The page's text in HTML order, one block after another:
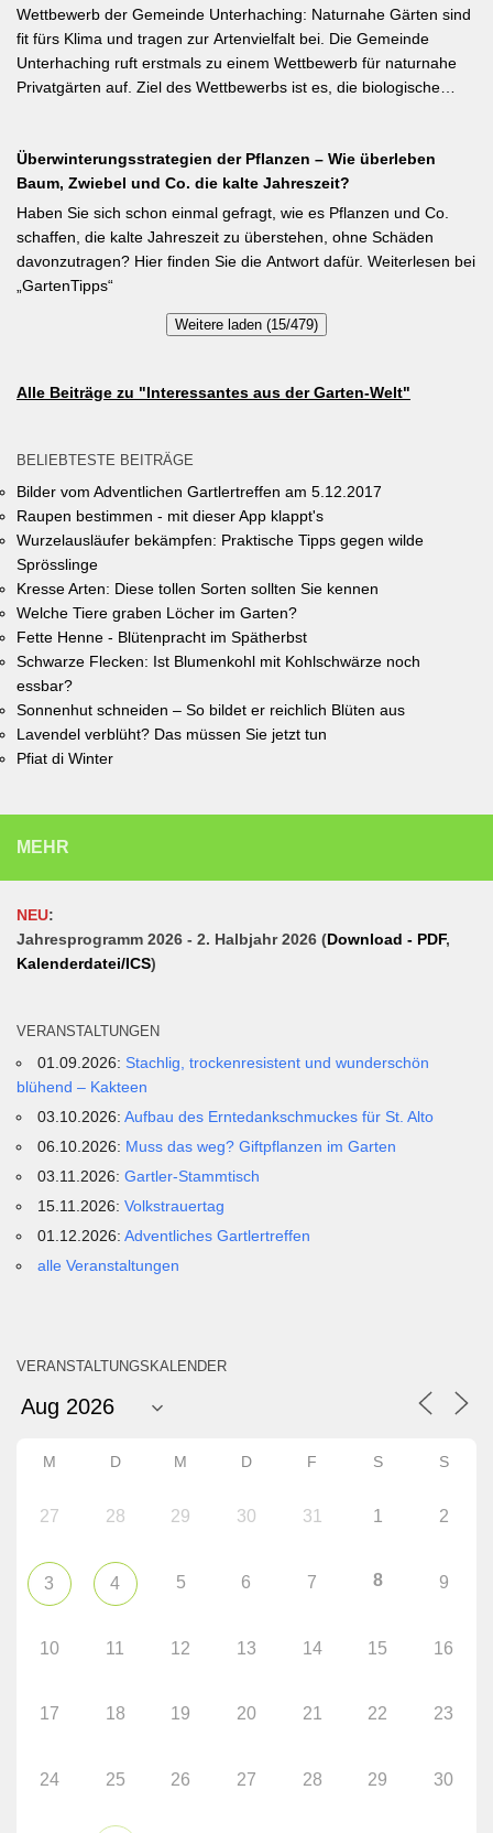
Aussaat von Stangenbohnen direkt ins Freiland noch problemlos
möglich. Samen über Nacht wässern, 5–6 cm tief setzen,
Pflanzabstand 50 cm. Als Mittelzehrer brauchen Stangenbohnen
im Gegensatz zu Buschbohnen eine moderierte Düngung
der Luft binden – Vorfrucht-Wirkung für das nächste Gartenjahr.
Wettbewerb der Gemeinde Unterhaching: Naturnahe Gärten sind
fit fürs Klima und tragen zur Artenvielfalt bei. Die Gemeinde
Unterhaching ruft erstmals zu einem Wettbewerb für naturnahe
Privatgärten auf. Ziel des Wettbewerbs ist es, die biologische
Verbesserung des Ortsklimas zu leisten. Warum? Entsiegelte
Flächen helfen… Hitze zu reduzieren Regenwasser besser zu
speichern und das Wohnumfeld insgesamt lebenswerter zu
gestalten. Insgesamt drei Gärten werden prämiert. Insgesamt drei
gleichwertige Sieger werden durch eine Expertenjury, bestehend
aus Vertretern der Gemeinde Unterhaching sowie des
gewinnen gibt es jeweils einen Gutschein von Pflanzen-Kölle
das Anmeldeformular siehe auf den Seiten der Gemeinde
Überwinterungsstrategien der Pflanzen – Wie überleben
Baum, Zwiebel und Co. die kalte Jahreszeit?
Haben Sie sich schon einmal gefragt, wie es Pflanzen und Co.
schaffen, die kalte Jahreszeit zu überstehen, ohne Schäden
davonzutragen? Hier finden Sie die Antwort dafür. Weiterlesen bei
„GartenTipps“
Weitere laden (15/479)
Alle Beiträge zu "Interessantes aus der Garten-Welt"
BELIEBTESTE BEITRÄGE
Bilder vom Adventlichen Gartlertreffen am 5.12.2017
Raupen bestimmen - mit dieser App klappt's
Wurzelausläufer bekämpfen: Praktische Tipps gegen wilde
Sprösslinge
Kresse Arten: Diese tollen Sorten sollten Sie kennen
Welche Tiere graben Löcher im Garten?
Fette Henne - Blütenpracht im Spätherbst
Schwarze Flecken: Ist Blumenkohl mit Kohlschwärze noch
essbar?
Sonnenhut schneiden – So bildet er reichlich Blüten aus
Lavendel verblüht? Das müssen Sie jetzt tun
Pfiat di Winter
MEHR
NEU:
Jahresprogramm 2026 - 2. Halbjahr 2026 (Download - PDF,
Kalenderdatei/ICS)
VERANSTALTUNGEN
01.09.2026: Stachlig, trockenresistent und wunderschön
blühend – Kakteen
03.10.2026:Aufbau des Erntedankschmuckes für St. Alto
06.10.2026: Muss das weg? Giftpflanzen im Garten
03.11.2026:Gartler-Stammtisch
15.11.2026:Volkstrauertag
01.12.2026:Adventliches Gartlertreffen
alle Veranstaltungen
VERANSTALTUNGSKALENDER
M D M D F S S
27 28 29 30 31 1 2
3 4 5 6 7 8 9
10 11 12 13 14 15 16
17 18 19 20 21 22 23
24 25 26 27 28 29 30